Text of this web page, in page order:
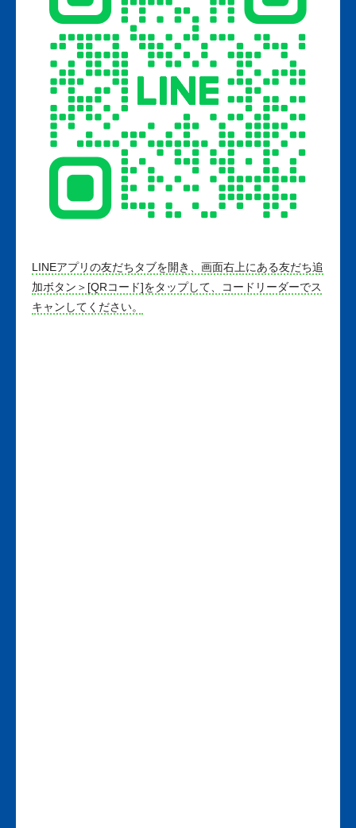
LINEアプリの友だちタブを開き、画面右上にある友だち追
加ボタン＞[QRコード]をタップして、コードリーダーでス
キャンしてください。